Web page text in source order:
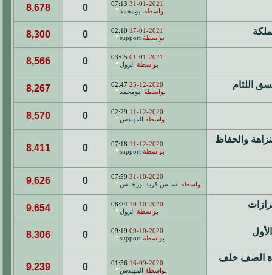
31-01-2021
07:13
بواسطة
ابومحمد 0
8,678
17-01-2021
02:10
بواسطة support
0
8,300
01-01-2021
03:05
بواسطة
الزول 0
8,566
اللئام 25-12-2020
02:47
بواسطة
ابومحمد 0
8,267
11-12-2020
02:29
بواسطة
المهندس 0
8,570
والحفاظ 11-12-2020
07:18
بواسطة support
0
8,411
31-10-2020
07:59
بواسطة اسانس كريد اورجانس 0
9,626
10-10-2020
08:24
بواسطة
الزول 0
9,654
09-10-2020
09:19
بواسطة support
0
8,306
الصف خلف
16-09-2020
01:56
بواسطة
المهندس 0
9,239